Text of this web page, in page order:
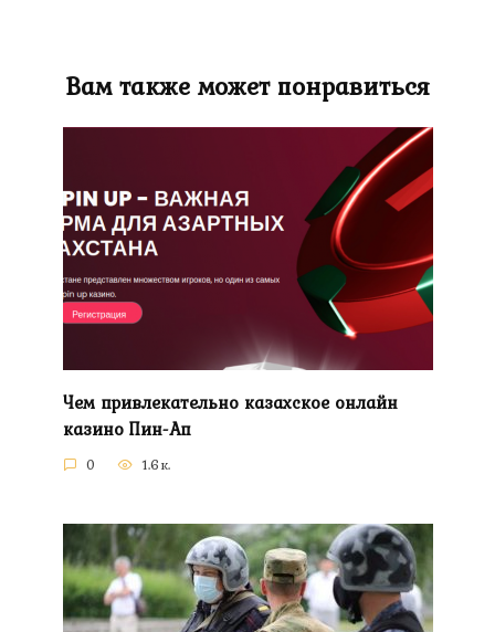
Вам также может понравиться
Чем привлекательно казахское онлайн
казино Пин-Ап
0 1.6к.